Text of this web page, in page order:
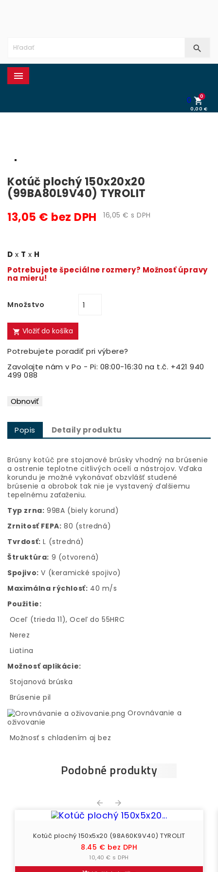


0 
0
0,00 €
Kotúč plochý 150x20x20
(99BA80L9V40) TYROLIT
13,05 € bez DPH 16,05 € s DPH
D x T x H
Potrebujete špeciálne rozmery? Možnosť úpravy
na mieru!
Množstvo
 Vložiť do košíka
Potrebujete poradiť pri výbere?
Zavolajte nám v Po - Pi: 08:00-16:30 na t.č. +421 940
499 088
Popis Detaily produktu
Brúsny kotúč pre stojanové brúsky vhodný na brúsenie
a ostrenie teplotne citlivých ocelí a nástrojov. Vďaka
korundu je možné vykonávať obzvlášť studené
brúsenie a obrobok tak nie je vystavený ďalšiemu
tepelnému zaťaženiu.
Typ zrna: 99BA (biely korund)
Zrnitosť FEPA: 80 (stredná)
Tvrdosť: L (stredná)
Štruktúra: 9 (otvorená)
Spojivo: V (keramické spojivo)
Maximálna rýchlosť: 40 m/s
Použitie:
Oceľ (trieda 11), Oceľ do 55HRC
Nerez
Liatina
Možnosť aplikácie:
Stojanová brúska
Brúsenie pil
Orovnávanie a
oživovanie
Možnosť s chladením aj bez
Podobné produkty
 
Kotúč plochý 150x5x20 (98A60K9V40) TYROLIT
Cena
8.45 € bez DPH
10,40 € s DPH